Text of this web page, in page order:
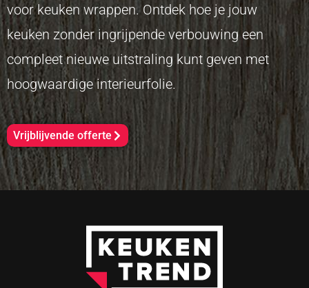
voor keuken wrappen. Ontdek hoe je jouw
keuken zonder ingrijpende verbouwing een
compleet nieuwe uitstraling kunt geven met
hoogwaardige interieurfolie.
Vrijblijvende offerte